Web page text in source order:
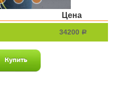
Цена
34200 a